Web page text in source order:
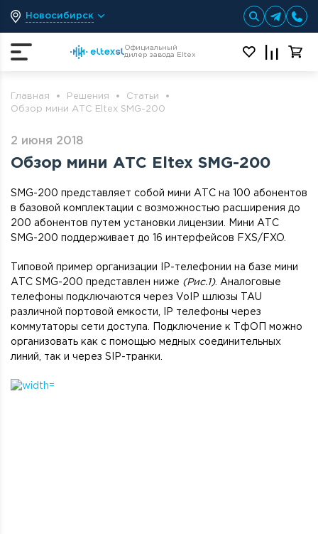
Новосибирск
Официальный
дилер завода Eltex
Главная Решения
Статьи
Обзор мини АТС Eltex SMG-200
2 июня 2018
Обзор мини АТС Eltex SMG-200
SMG-200 представляет собой мини АТС на 100 абонентов
в базовой комплектации с возможностью расширения до
200 абонентов путем установки лицензии. Мини АТС
SMG-200 поддерживает до 16 интерфейсов FXS/FXO.
Типовой пример организации IP-телефонии на базе мини
АТС SMG-200 представлен ниже (Рис.1). Аналоговые
телефоны подключаются через VoIP шлюзы TAU
различной портовой емкости, IP телефоны через
коммутаторы сети доступа. Подключение к ТфОП можно
организовать как с помощью медных соединительных
линий, так и через SIP-транки.